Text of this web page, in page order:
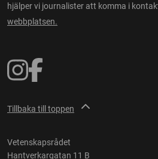
hjälper vi journalister att komma i
webbplatsen.
Tillbaka till toppen
Vetenskapsrådet
Hantverkargatan 11 B